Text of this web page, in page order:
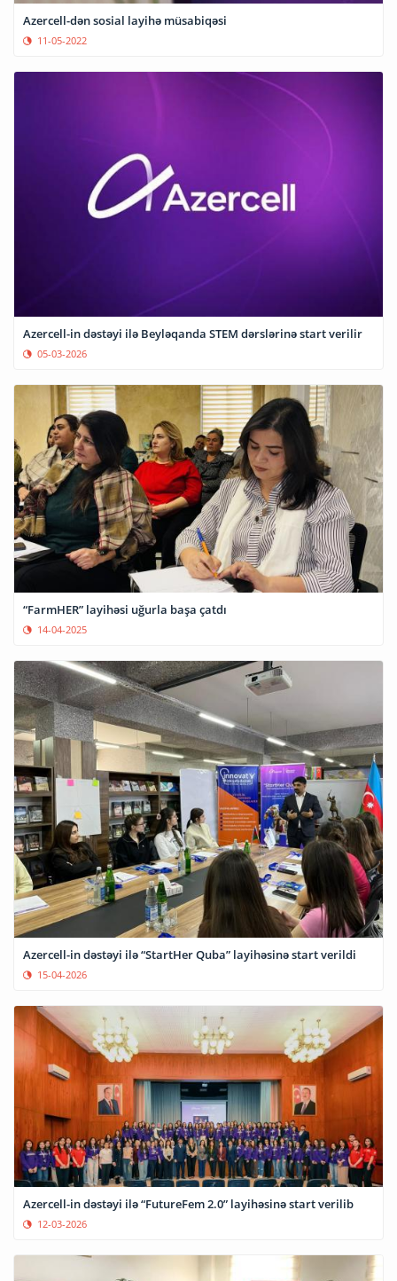
Azercell-dən sosial layihə müsabiqəsi
11-05-2022
Azercell-in dəstəyi ilə Beyləqanda STEM dərslərinə start verilir
05-03-2026
“FarmHER” layihəsi uğurla başa çatdı
14-04-2025
Azercell-in dəstəyi ilə “StartHer Quba” layihəsinə start verildi
15-04-2026
Azercell-in dəstəyi ilə “FutureFem 2.0” layihəsinə start verilib
12-03-2026